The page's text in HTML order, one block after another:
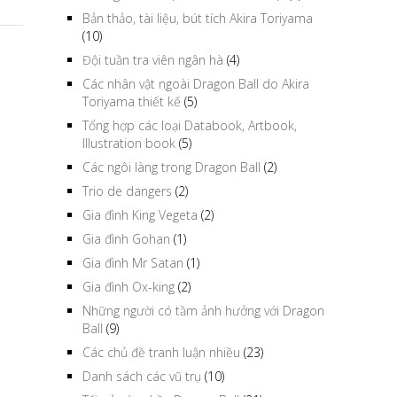
Bản thảo, tài liệu, bút tích Akira Toriyama
(10)
Đội tuần tra viên ngân hà (4)
Các nhân vật ngoài Dragon Ball do Akira
Toriyama thiết kế (5)
Tổng hợp các loại Databook, Artbook,
Illustration book (5)
Các ngôi làng trong Dragon Ball (2)
Trio de dangers (2)
Gia đình King Vegeta (2)
Gia đình Gohan (1)
Gia đình Mr Satan (1)
Gia đình Ox-king (2)
Những người có tầm ảnh hưởng với Dragon
Ball (9)
Các chủ đề tranh luận nhiều (23)
Danh sách các vũ trụ (10)